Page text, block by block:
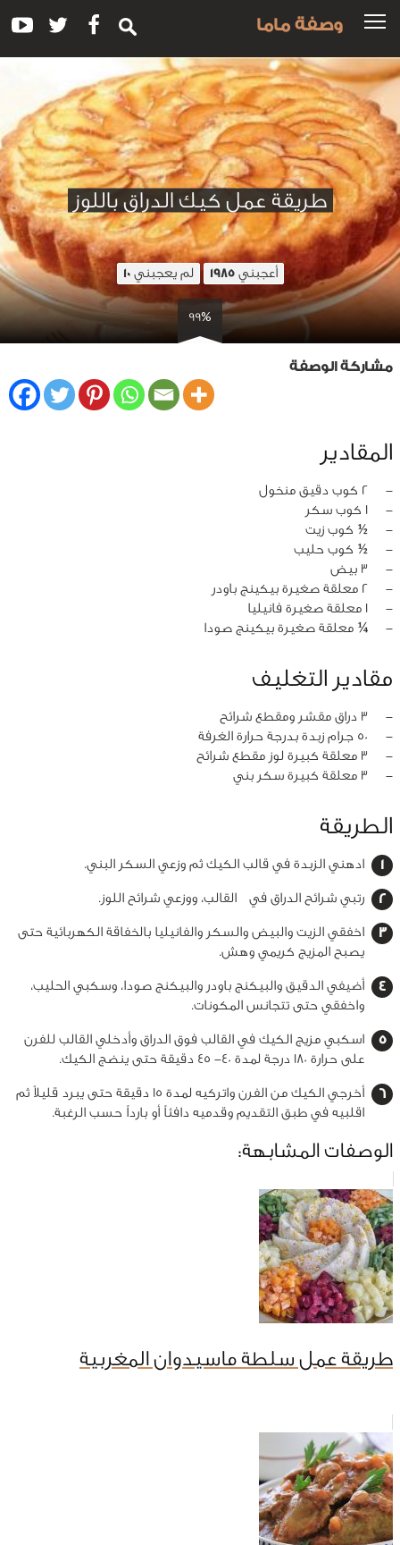
وصفة ماما
طريقة عمل كيك الدراق باللوز
أعجبني1985 لم يعجبني10
99%
مشاركة الوصفة
المقادير
‏-
2 كوب دقيق منخول
‏-
1 كوب سكر
‏-
½ كوب زيت
‏-
½ كوب حليب
‏-
3 بيض
‏-
2 معلقة صغيرة بيكينج باودر
‏-
1 معلقة صغيرة فانيليا
‏-
¼ معلقة صغيرة بيكينج صودا
مقادير التغليف
‏-
3 دراق مقشر ومقطع شرائح
‏-
50 جرام زبدة بدرجة حرارة الغرفة
‏-
3 معلقة كبيرة لوز مقطع شرائح
‏-
3 معلقة كبيرة سكر بني
الطريقة
ادهني الزبدة في قالب الكيك ثم وزعي السكر البني.
رتبي شرائح الدراق في القالب، ووزعي شرائح اللوز.
اخفقي الزيت والبيض والسكر والفانيليا بالخفاقة الكهربائية حتى
يصبح المزيج كريمي وهش.
أضيفي الدقيق والبيكنج باودر والبيكنج صودا، وسكبي الحليب،
واخفقي حتى تتجانس المكونات.
اسكبي مزيج الكيك في القالب فوق الدراق وأدخلي القالب للفرن
على حرارة 180 درجة لمدة 40- 45 دقيقة حتى ينضج الكيك.
أخرجي الكيك من الفرن واتركيه لمدة 15 دقيقة حتى يبرد قليلاً ثم
اقلبيه في طبق التقديم وقدميه دافئاً أو بارداً حسب الرغبة.
الوصفات المشابهة:
طريقة عمل سلطة ماسيدوان المغربية